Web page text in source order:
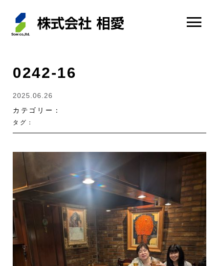
0242-16
2025.06.26
カテゴリー：
タグ：